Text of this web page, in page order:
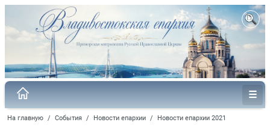
На главную / События / Новости епархии / Новости епархии 2021